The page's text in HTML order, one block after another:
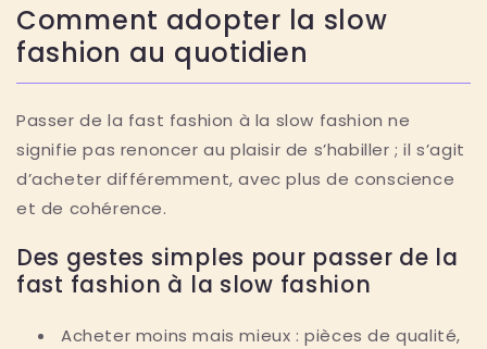
Comment adopter la slow
fashion au quotidien
Passer de la fast fashion à la slow fashion ne
signifie pas renoncer au plaisir de s’habiller ; il s’agit
d’acheter différemment, avec plus de conscience
et de cohérence.
Des gestes simples pour passer de la
fast fashion à la slow fashion
Acheter moins mais mieux : pièces de qualité,